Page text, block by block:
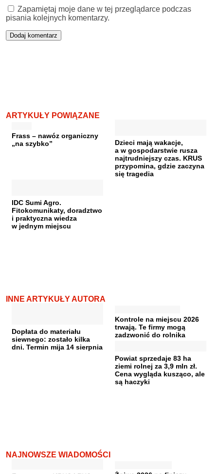
Zapamiętaj moje dane w tej przeglądarce podczas
pisania kolejnych komentarzy.
ARTYKUŁY POWIĄZANE
Frass – nawóz organiczny
„na szybko”
Dzieci mają wakacje,
a w gospodarstwie rusza
najtrudniejszy czas. KRUS
przypomina, gdzie zaczyna
się tragedia
IDC Sumi Agro.
Fitokomunikaty, doradztwo
i praktyczna wiedza
w jednym miejscu
INNE ARTYKUŁY AUTORA
Dopłata do materiału
siewnego: zostało kilka
dni. Termin mija 14 sierpnia
Kontrole na miejscu 2026
trwają. Te firmy mogą
zadzwonić do rolnika
Powiat sprzedaje 83 ha
ziemi rolnej za 3,9 mln zł.
Cena wygląda kusząco, ale
są haczyki
NAJNOWSZE WIADOMOŚCI